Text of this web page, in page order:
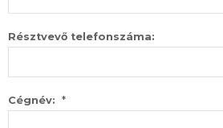
Résztvevő telefonszáma:
Cégnév: *